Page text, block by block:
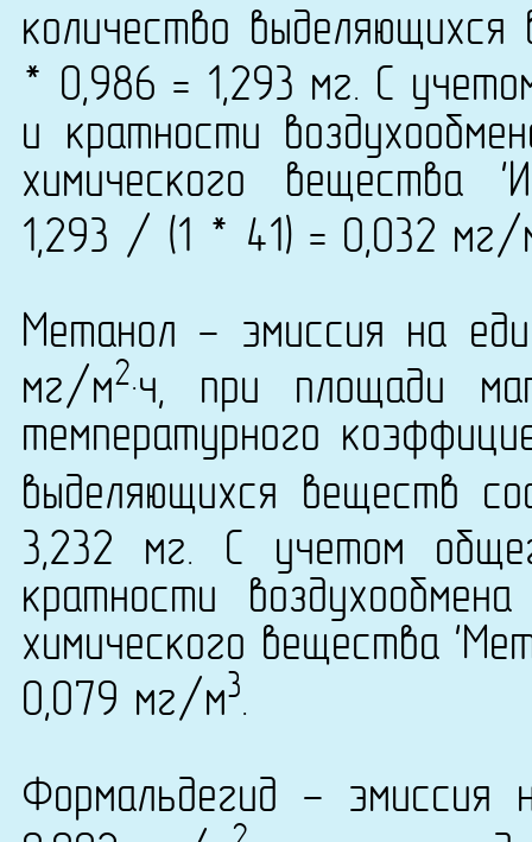
количество
* 0,986 = 1,293 мг. С
и кратности
химического вещества
1,293 / (1 * 41) = 0,032 мг/
Метанол - эмиссия на
мг/м2·ч, при площади
температурного
выделяющихся веществ
3,232 мг. С учетом
кратности
химического вещества
0,079 мг/м3.
Формальдегид - эмиссия